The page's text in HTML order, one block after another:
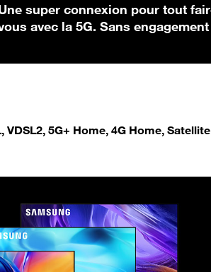
super connexion pour tout
avec la 5G. Sans engagement
VDSL2, 5G+ Home, 4G Home, Satellite